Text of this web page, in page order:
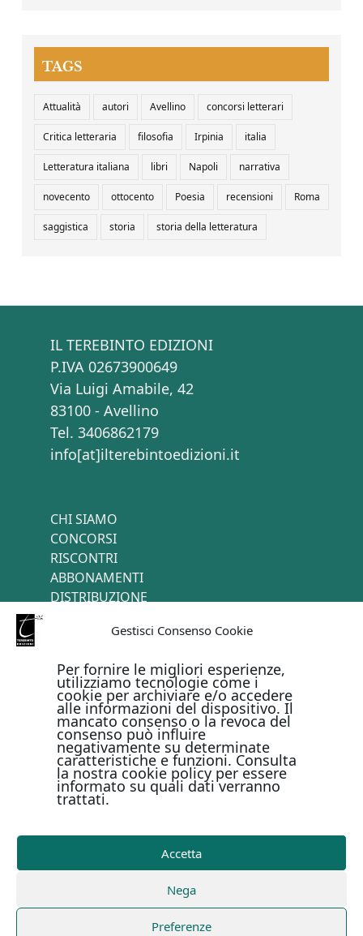
Gestisci Consenso Cookie
Per fornire le migliori esperienze,
utilizziamo tecnologie come i
cookie per archiviare e/o accedere
alle informazioni del dispositivo. Il
mancato consenso o la revoca del
consenso può influire
negativamente su determinate
caratteristiche e funzioni. Consulta
la nostra cookie policy per essere
informato su quali dati verranno
trattati.
Accetta
Nega
Preferenze
TAGS
Attualità autori Avellino concorsi letterari
Critica letteraria filosofia Irpinia italia
Letteratura italiana libri Napoli narrativa
novecento ottocento Poesia recensioni Roma
saggistica storia storia della letteratura
IL TEREBINTO EDIZIONI
P.IVA 02673900649
Via Luigi Amabile, 42
83100 - Avellino
Tel. 3406862179
info[at]ilterebintoedizioni.it
CHI SIAMO
CONCORSI
RISCONTRI
ABBONAMENTI
DISTRIBUZIONE
PAGAMENTI ONLINE CON
Metodi di pagamento
Copyright © Il Terebinto Edizioni - 2026
Termini e condizioni